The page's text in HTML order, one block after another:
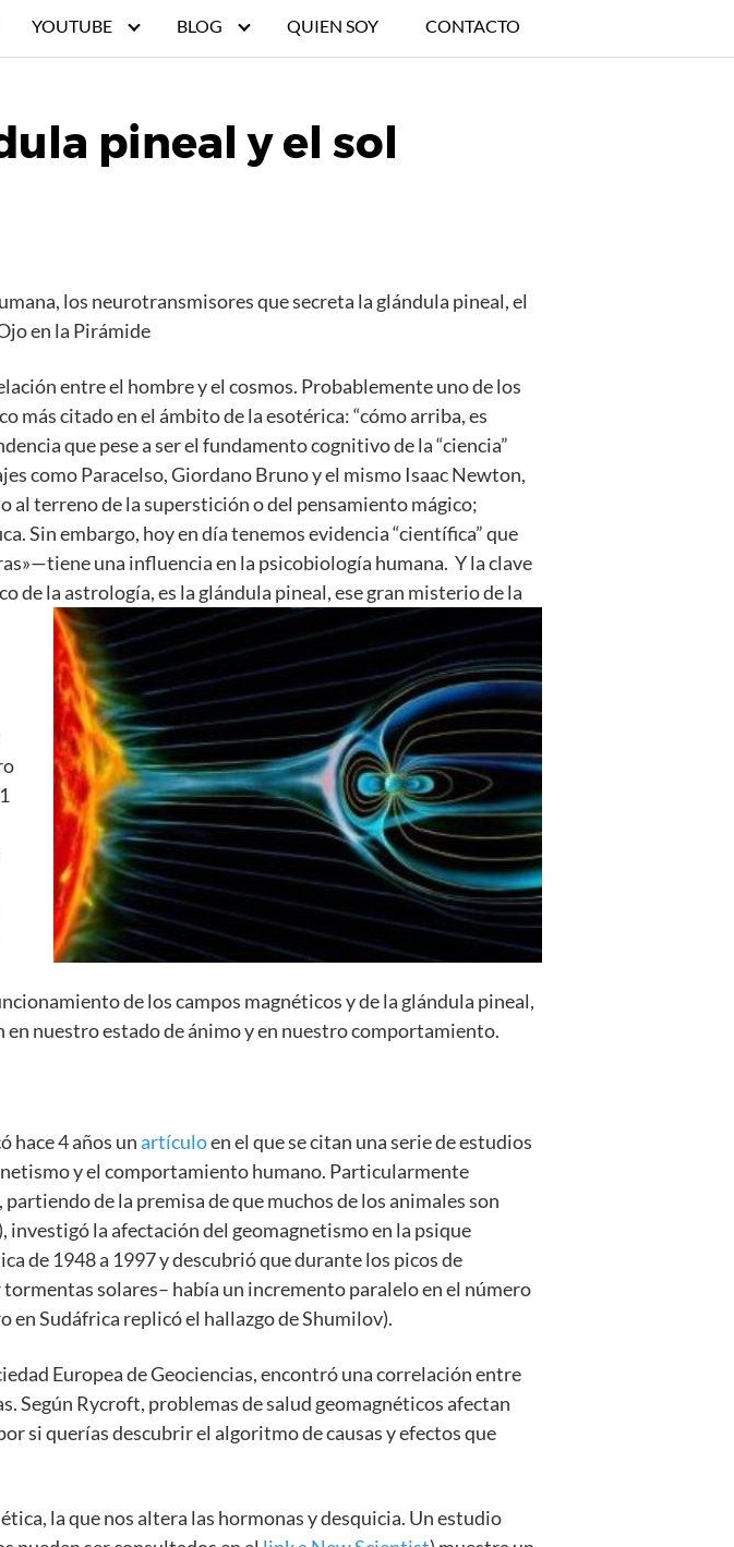
YOUTUBE BLOG QUIEN SOY CONTACTO
pineal y el sol
los neurotransmisores que secreta la glándula pineal, el
en la Pirámide
entre el hombre y el cosmos. Probablemente uno de los
citado en el ámbito de la esotérica: “cómo arriba, es
que pese a ser el fundamento cognitivo de la “ciencia”
como Paracelso, Giordano Bruno y el mismo Isaac Newton,
al terreno de la superstición o del pensamiento mágico;
Sin embargo, hoy en día tenemos evidencia “científica” que
una influencia en la psicobiología humana. Y la clave
de la astrología, es la glándula pineal, ese gran misterio de la
de los campos magnéticos y de la glándula pineal,
nuestro estado de ánimo y en nuestro comportamiento.
hace 4 años unartículoen el que se citan una serie de estudios
y el comportamiento humano. Particularmente
de la premisa de que muchos de los animales son
investigó la afectación del geomagnetismo en la psique
de 1948 a 1997 y descubrió que durante los picos de
solares– había un incremento paralelo en el número
en Sudáfrica replicó el hallazgo de Shumilov).
Europea de Geociencias, encontró una correlación entre
Según Rycroft, problemas de salud geomagnéticos afectan
si querías descubrir el algoritmo de causas y efectos que
la que nos altera las hormonas y desquicia. Un estudio